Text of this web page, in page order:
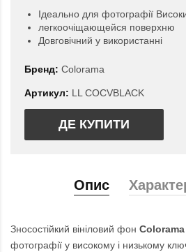
Ідеально для фотографії
легкоочіщающейся поверхню
Довговічний у використанні
Бренд: Colorama
Артикул: LL COCVBLACK
ДЕ КУПИТИ
Опис
Зносостійкий вініловий фон Colorama
фотографії у високому і низькому